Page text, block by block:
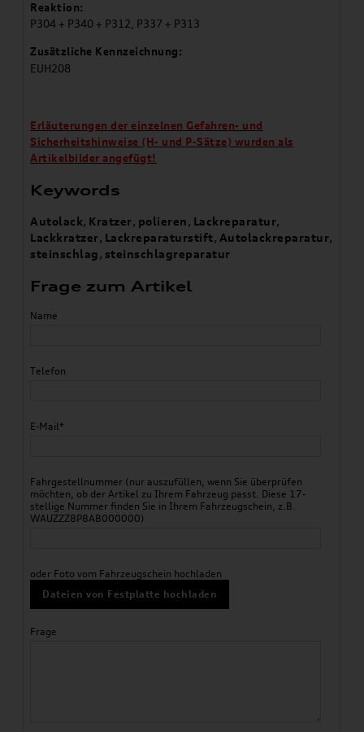
Reaktion:
P304 + P340 + P312, P337 + P313
Zusätzliche Kennzeichnung:
EUH208
Erläuterungen der einzelnen Gefahren- und
Sicherheitshinweise (H- und P-Sätze) wurden als
Artikelbilder angefügt!
Keywords
Autolack, Kratzer, polieren, Lackreparatur,
Lackkratzer, Lackreparaturstift, Autolackreparatur,
steinschlag, steinschlagreparatur
Frage zum Artikel
Name
Telefon
E-Mail*
Fahrgestellnummer (nur auszufüllen, wenn Sie überprüfen
möchten, ob der Artikel zu Ihrem Fahrzeug passt. Diese 17-
stellige Nummer finden Sie in Ihrem Fahrzeugschein, z.B.
WAUZZZ8P8AB000000)
oder Foto vom Fahrzeugschein hochladen
Dateien von Festplatte hochladen
Frage